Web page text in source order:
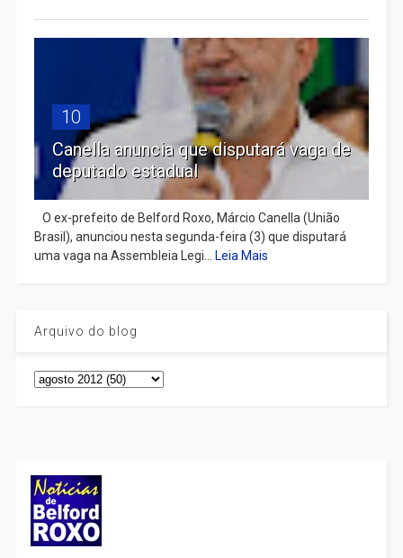
10
Canella anuncia que disputará vaga de
deputado estadual
​ O ex-prefeito de Belford Roxo, Márcio Canella (União
Brasil), anunciou nesta segunda-feira (3) que disputará
uma vaga na Assembleia Legi...
Leia Mais
Arquivo do blog